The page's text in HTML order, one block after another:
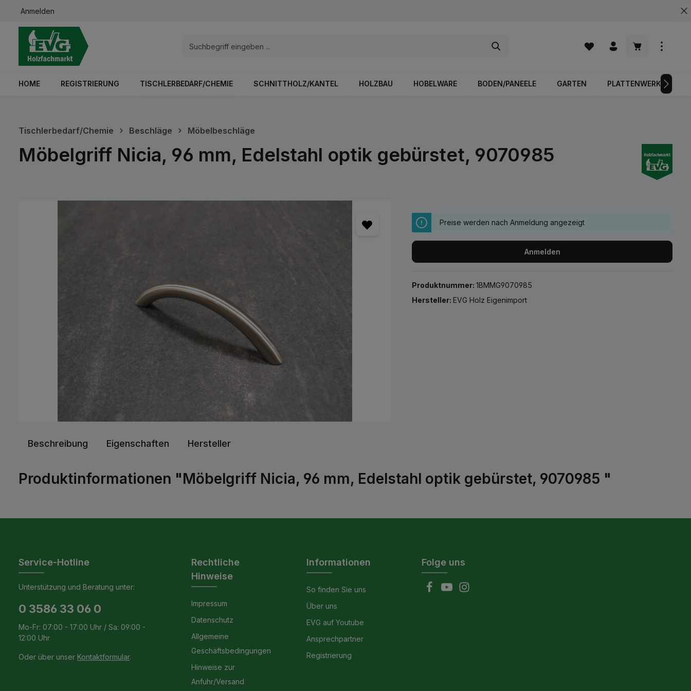
Zur Hauptnavigation springen
Anmelden
Warenkorb
HOME REGISTRIERUNG TISCHLERBEDARF/CHEMIE SCHNITTHOLZ/KANTEL HOLZBAU HOBELWARE BODEN/PANEELE GARTEN PLATTENWERKSTOFFE
Tischlerbedarf/Chemie Beschläge Möbelbeschläge
Möbelgriff Nicia, 96 mm, Edelstahl optik gebürstet, 9070985
Preise werden nach Anmeldung angezeigt
Anmelden
Produktnummer:1BMMG9070985
Hersteller:EVG Holz Eigenimport
Beschreibung Eigenschaften Hersteller
Produktinformationen "Möbelgriff Nicia, 96 mm, Edelstahl optik gebürstet, 9070985 "
Service-Hotline
Unterstützung und Beratung unter:
0 3586 33 06 0
Mo-Fr: 07:00 - 17:00 Uhr / Sa: 09:00 -
12:00 Uhr
Oder über unser Kontaktformular.
Rechtliche
Hinweise
Impressum
Datenschutz
Allgemeine
Geschäftsbedingungen
Hinweise zur
Anfuhr/Versand
Informationen
So finden Sie uns
Über uns
EVG auf Youtube
Ansprechpartner
Registrierung
Folge uns